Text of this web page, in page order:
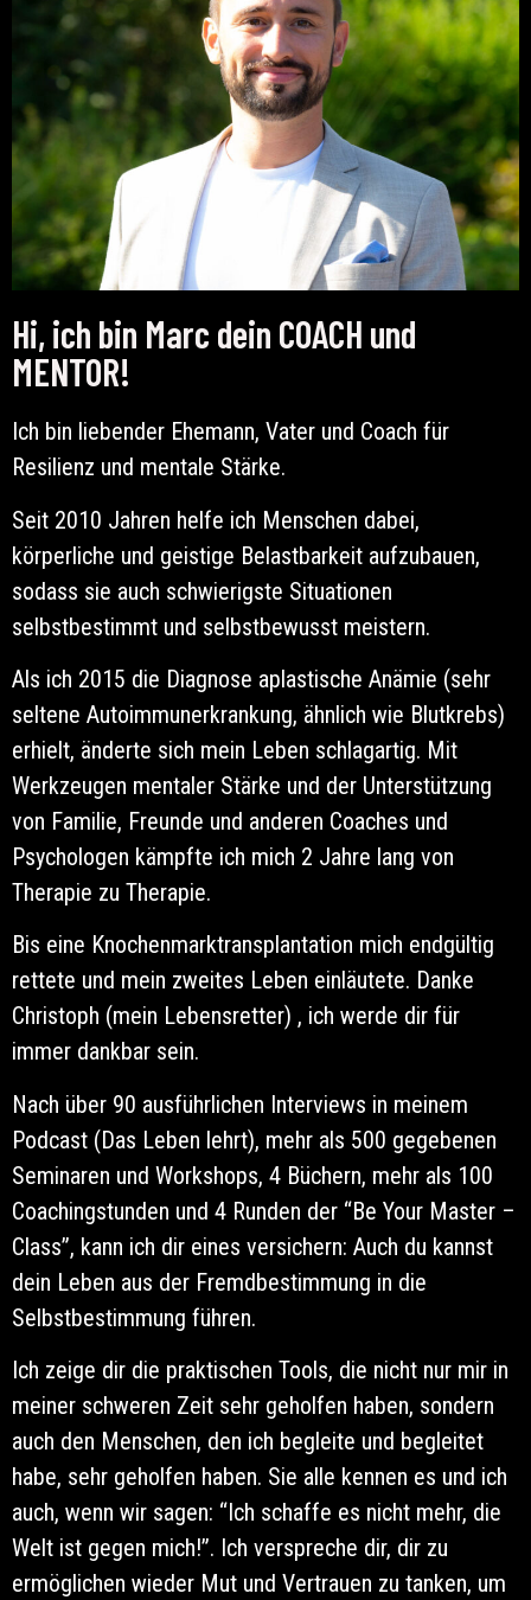
Hi, ich bin Marc dein COACH und
MENTOR!
Ich bin liebender Ehemann, Vater und Coach für
Resilienz und mentale Stärke.
Seit 2010 Jahren helfe ich Menschen dabei,
körperliche und geistige Belastbarkeit aufzubauen,
sodass sie auch schwierigste Situationen
selbstbestimmt und selbstbewusst meistern.
Als ich 2015 die Diagnose aplastische Anämie (sehr
seltene Autoimmunerkrankung, ähnlich wie Blutkrebs)
erhielt, änderte sich mein Leben schlagartig. Mit
Werkzeugen mentaler Stärke und der Unterstützung
von Familie, Freunde und anderen Coaches und
Psychologen kämpfte ich mich 2 Jahre lang von
Therapie zu Therapie.
Bis eine Knochenmarktransplantation mich endgültig
rettete und mein zweites Leben einläutete. Danke
Christoph (mein Lebensretter) , ich werde dir für
immer dankbar sein.
Nach über 90 ausführlichen Interviews in meinem
Podcast (Das Leben lehrt), mehr als 500 gegebenen
Seminaren und Workshops, 4 Büchern, mehr als 100
Coachingstunden und 4 Runden der “Be Your Master –
Class”, kann ich dir eines versichern: Auch du kannst
dein Leben aus der Fremdbestimmung in die
Selbstbestimmung führen.
Ich zeige dir die praktischen Tools, die nicht nur mir in
meiner schweren Zeit sehr geholfen haben, sondern
auch den Menschen, den ich begleite und begleitet
habe, sehr geholfen haben. Sie alle kennen es und ich
auch, wenn wir sagen: “Ich schaffe es nicht mehr, die
Welt ist gegen mich!”. Ich verspreche dir, dir zu
ermöglichen wieder Mut und Vertrauen zu tanken, um